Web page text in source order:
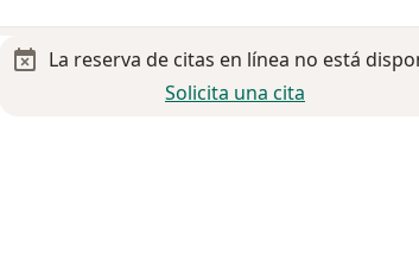
La reserva de citas en línea no está
Solicita una cita